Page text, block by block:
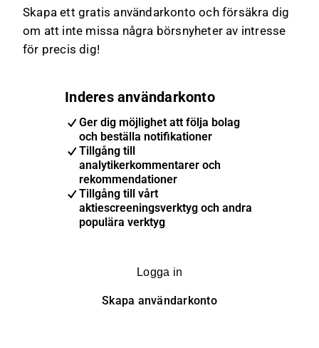
Skapa ett gratis användarkonto och försäkra dig
om att inte missa några börsnyheter av intresse
för precis dig!
Inderes användarkonto
Ger dig möjlighet att följa bolag
och beställa notifikationer
Tillgång till
analytikerkommentarer och
rekommendationer
Tillgång till vårt
aktiescreeningsverktyg och andra
populära verktyg
Logga in
Skapa användarkonto